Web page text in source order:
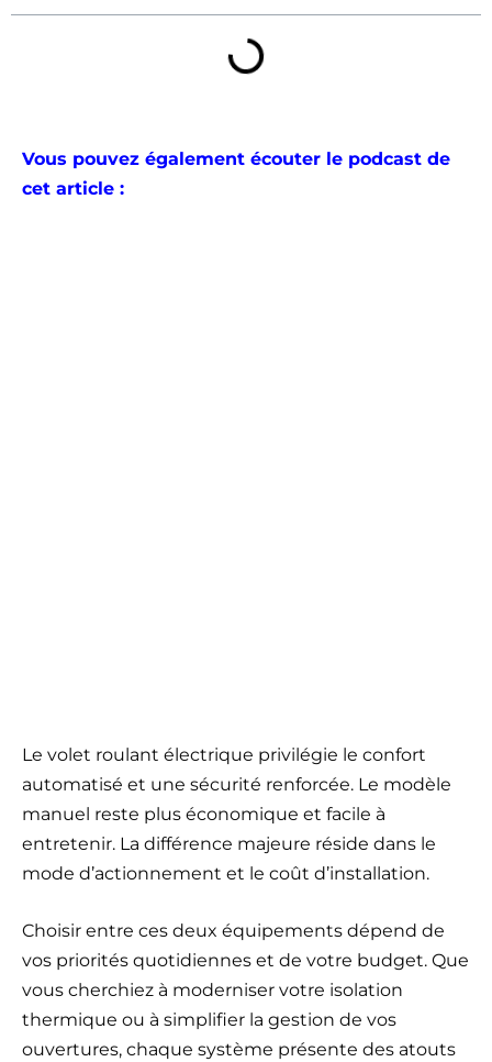
Vous pouvez également écouter le podcast de
cet article :
Le volet roulant électrique privilégie le confort
automatisé et une sécurité renforcée. Le modèle
manuel reste plus économique et facile à
entretenir. La différence majeure réside dans le
mode d’actionnement et le coût d’installation.
Choisir entre ces deux équipements dépend de
vos priorités quotidiennes et de votre budget. Que
vous cherchiez à moderniser votre isolation
thermique ou à simplifier la gestion de vos
ouvertures, chaque système présente des atouts